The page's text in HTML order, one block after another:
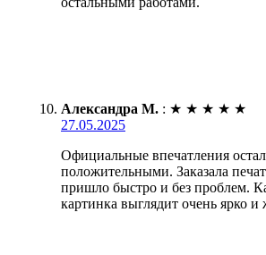
Александра М. : ★ ★ ★ ★ ★
27.05.2025
Официальные впечатления
положительными. Заказала
пришло быстро и без проблем.
картинка выглядит очень ярко и